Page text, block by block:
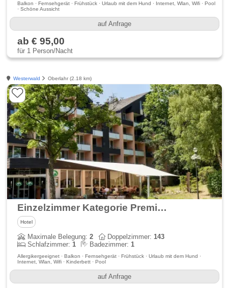
Balkon · Fernsehgerät · Frühstück · Urlaub mit dem Hund · Internet, Wlan, Wifi · Pool
· Schöne Aussicht
auf Anfrage
ab € 95,00
für 1 Person/Nacht
Westerwald Oberlahr (2.18 km)
Einzelzimmer Kategorie Premium
Hotel
Maximale Belegung:2 Doppelzimmer:143
Schlafzimmer:1 Badezimmer:1
Allergikergeeignet · Balkon · Fernsehgerät · Frühstück · Urlaub mit dem Hund ·
Internet, Wlan, Wifi · Kinderbett · Pool
auf Anfrage